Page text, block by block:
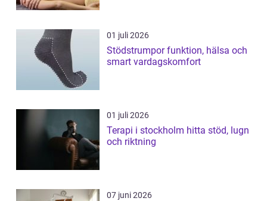
01 juli 2026
Stödstrumpor funktion, hälsa och
smart vardagskomfort
01 juli 2026
Terapi i stockholm hitta stöd, lugn
och riktning
07 juni 2026